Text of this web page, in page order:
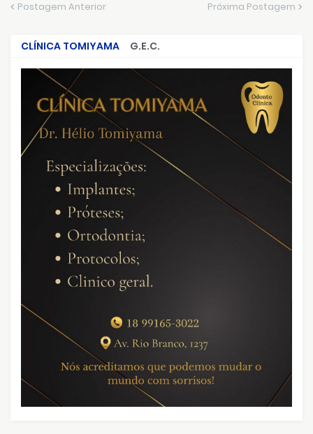
Postagem Anterior Próxima Postagem
CLÍNICA TOMIYAMA
G.E.C.
CRIMES QUE ABALARAM O BRASIL